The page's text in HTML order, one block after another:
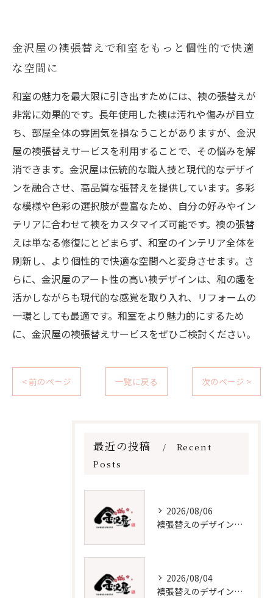
金沢屋の襖張替えで和室をもっと個性的で快適
な空間に
和室の魅力を最大限に引き出すためには、襖の張替えが
非常に効果的です。長年使用した襖は汚れや傷みが目立
ち、部屋全体の雰囲気を損なうことがありますが、金沢
屋の襖張替えサービスを利用することで、その悩みを解
消できます。金沢屋は伝統的な職人技と現代的なデザイ
ンを融合させ、高品質な張替えを提供しています。多彩
な模様や色彩の選択肢が豊富なため、自分の好みやイン
テリアに合わせて襖をカスタマイズ可能です。襖の張替
えは単なる修復にとどまらず、和室のインテリア全体を
刷新し、より個性的で快適な空間へと変身させます。さ
らに、金沢屋のアート性の高い襖デザインは、和の趣を
活かしながらも現代的な感覚を取り入れ、リフォームの
一環としても最適です。和室をより魅力的にするため
に、金沢屋の襖張替えサービスをぜひご検討ください。
< 前のページ 一覧に戻る 次のページ >
最近の投稿
Recent
Posts
2026/08/06
襖張替えのデザイン技術とメンテナンス法
2026/08/04
襖張替えのデザインと選び方徹底解説